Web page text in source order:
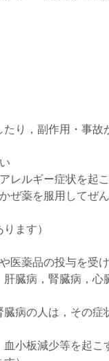
たり，副作用・事故
レルギー症状を起
ぜ薬を服用してぜ
ます）
医薬品の投与を受け
臓病，腎臓病，心
臓病の人は，その
血小板減少等を起